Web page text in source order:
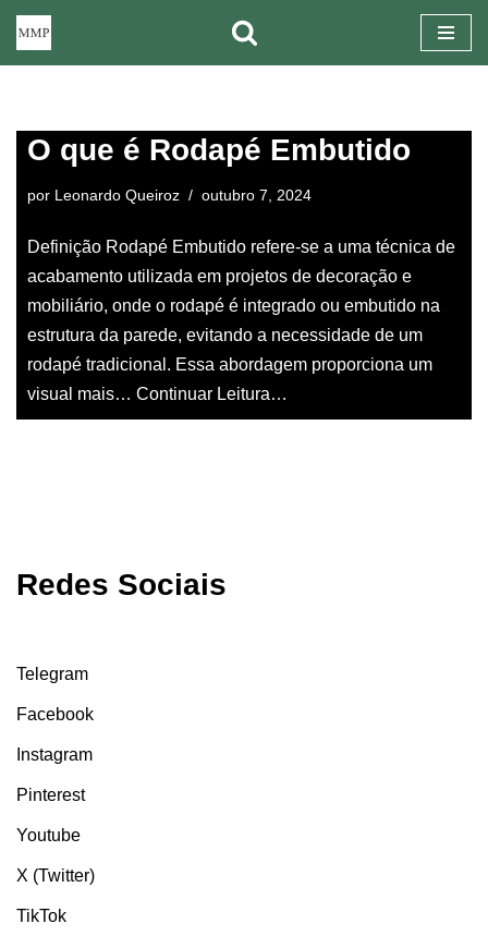
conteúdo
O que é Rodapé Embutido
por Leonardo Queiroz outubro 7, 2024
Definição Rodapé Embutido refere-se a uma técnica de
acabamento utilizada em projetos de decoração e
mobiliário, onde o rodapé é integrado ou embutido na
estrutura da parede, evitando a necessidade de um
rodapé tradicional. Essa abordagem proporciona um
visual mais… Continuar Leitura…
Redes Sociais
Telegram
Facebook
Instagram
Pinterest
Youtube
X (Twitter)
TikTok